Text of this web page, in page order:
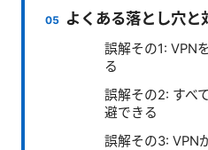
よくある落とし穴と
誤解その1: VPN
る
誤解その2: すべ
避できる
誤解その3: VPN